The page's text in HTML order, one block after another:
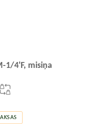
1/4'F, misiņa